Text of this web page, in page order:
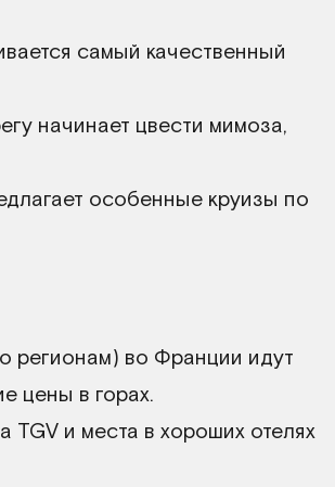
самый качественный
начинает цвести мимоза,
особенные круизы по
регионам) во Франции идут
цены в горах.
TGV и места в хороших отелях